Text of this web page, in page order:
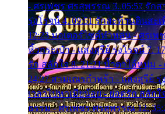
- ศรเพชร ศรสุพรรณ 3. 05:57 รักส
รุ่งโรจน์ 4. 09:51 รักสะท้านดินสะ
12:23 มอเตอร์ไซค์ทำหล่น - ศรเพ
หิ้วกระเป๋า - แสงสุรีย์ รุ่งโรจน์ 7.
รัก สลักใจ 8. 21:21 น้ำตาไอ้หนุ่ม
24:27 สามเณรกำพร้า - แสงสุรีย์ รุ่
เวลาไปหาเมียน้อย - ยอดรัก สลักใ
ธรรม - ศรเพชร ศรสุพรรณ 12.